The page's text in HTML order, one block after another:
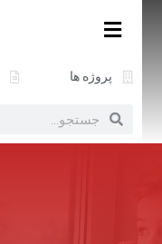
پروژه ها